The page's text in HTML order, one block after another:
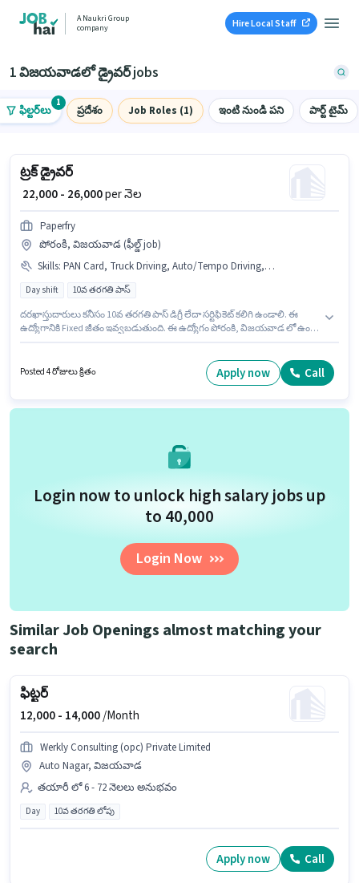
A Naukri Group
company
Hire Local Staff
1 విజయవాడలో డ్రైవర్ jobs
ఫిల్టర్‌లు
1
ప్రదేశం Job Roles (1) ఇంటి నుండి పని పార్ట్ టైమ్
ట్రక్ డ్రైవర్
₹ 22,000 - 26,000per నెల
Paperfry
పోరంకి, విజయవాడ (ఫీల్డ్ job)
Skills: PAN Card, Truck Driving, Auto/Tempo Driving, Aadhar Card, Heavy Vehicle Driving Licence, Bank Account
Day shift 10వ తరగతి పాస్
దరఖాస్తుదారులు కనీసం 10వ తరగతి పాస్ డిగ్రీ లేదా సర్టిఫికెట్ కలిగి ఉండాలి. ఈ
ఉద్యోగానికి Fixed జీతం ఇవ్వబడుతుంది. ఈ ఉద్యోగం పోరంకి, విజయవాడ లో ఉంది.
మరియు వారానికి 6 days working ఉన్నాయి. ఈ ఉద్యోగానికి అర్హత పొందేందుకు
అభ్యర్థికి Auto/Tempo Driving, Truck Driving వంటి నైపుణ్యాలు ఉండాలి.
Posted 4 రోజులు క్రితం Apply now Call
Login now to unlock high salary jobs up
to ₹40,000
Login Now
Similar Job Openings almost matching your
search
ఫిట్టర్
12,000 - 14,000/Month
Werkly Consulting (opc) Private Limited
Auto Nagar, విజయవాడ
తయారీ లో 6 - 72 నెలలు అనుభవం
Day 10వ తరగతి లోపు
Apply now Call